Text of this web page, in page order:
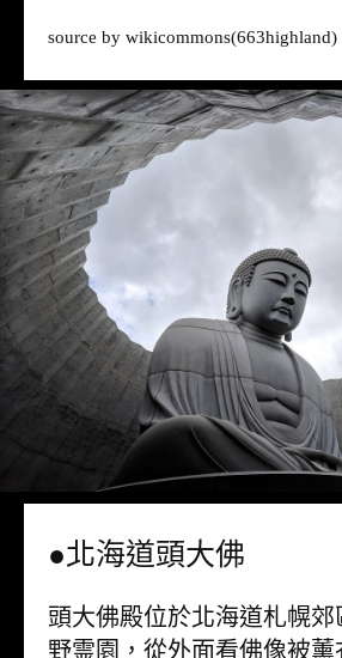
source by wikicommons(663highland)
●北海道頭大佛
頭大佛殿位於北海道札幌
野霊園，從外面看佛像被